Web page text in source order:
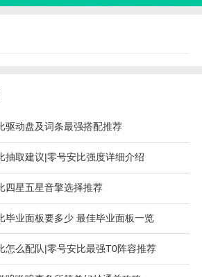
驱动盘及词条最强搭配推荐
抽取建议|零号安比强度详细介绍
四星五星音擎选择推荐
毕业面板要多少 最佳毕业面板一览
怎么配队|零号安比最强T0阵容推荐